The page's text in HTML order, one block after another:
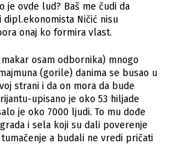
je ovde lud? Baš me čudi da
dipl.ekonomista Ničić nisu
onaj ko formira vlast.
osam odbornika) mnogo
(gorile) danima se busao u
strani i da on mora da bude
upisano je oko 53 hiljade
je oko 7000 ljudi. To mu dođe
i sela koji su dali poverenje
a budali ne vredi pričati